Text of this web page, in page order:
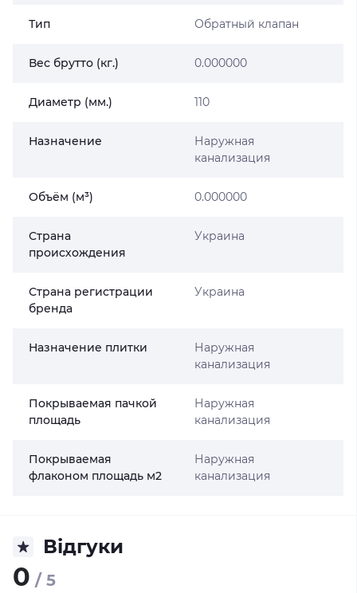
Тип Обратный клапан
Вес брутто (кг.) 0.000000
Диаметр (мм.) 110
Назначение
Наружная
канализация
Объём (м³) 0.000000
Страна
происхождения
Украина
Страна регистрации
бренда
Украина
Назначение плитки
Наружная
канализация
Покрываемая пачкой
площадь
Наружная
канализация
Покрываемая
флаконом площадь м2
Наружная
канализация
Відгуки
0 / 5